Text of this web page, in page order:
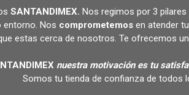
SANTANDIMEX.Nos regimos por 3
entorno. Nos comprometemos en atender
estas cerca de nosotros. Te ofrecemos
nuestra motivación es tu
Somos tu tienda de confianza de todos